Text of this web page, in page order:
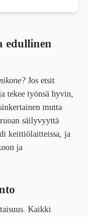
edullinen
Jos etsit
tekee työnsä hyvin,
mutta
säilyvyyttä
keittiölaitteissa, ja
ja
Kaikki